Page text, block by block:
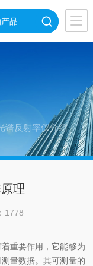
谱反射率仪介绍
理
1778
重要作用，它能够为
量数据。其可测量的